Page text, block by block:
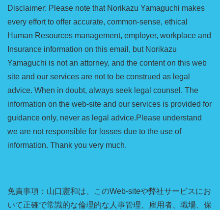
Disclaimer: Please note that Norikazu Yamaguchi makes
every effort to offer accurate, common-sense, ethical
Human Resources management, employer, workplace and
Insurance information on this email, but Norikazu
Yamaguchi is not an attorney, and the content on this web
site and our services are not to be construed as legal
advice. When in doubt, always seek legal counsel. The
information on the web-site and our services is provided for
guidance only, never as legal advice.Please understand
we are not responsible for losses due to the use of
information. Thank you very much.
免責事項：山口憲和は、このWeb-siteや弊社サービスにお
いて正確で常識的な倫理的な人事管理、雇用者、職場、保